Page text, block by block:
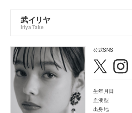
武イリヤ
Iriya Take
公式SNS
生年月日
血液型
出身地